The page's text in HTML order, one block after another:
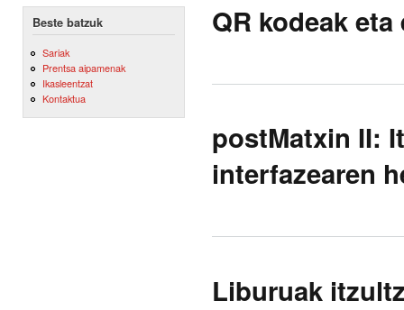
Beste batzuk
Sariak
Prentsa aipamenak
Ikasleentzat
Kontaktua
QR kodeak
postMatxin II:
interfazearen
Liburuak